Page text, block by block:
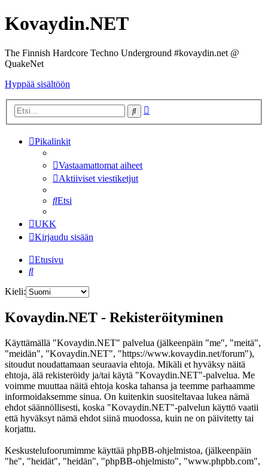
Kovaydin.NET
The Finnish Hardcore Techno Underground #kovaydin.net @
QuakeNet
Hyppää sisältöön
Etsi
Pikalinkit
Vastaamattomat aiheet
Aktiiviset viestiketjut
Etsi
UKK
Kirjaudu sisään
Etusivu
Etsi
Kieli:
Kovaydin.NET - Rekisteröityminen
Käyttämällä "Kovaydin.NET" palvelua (jälkeenpäin "me", "meitä",
"meidän", "Kovaydin.NET", "https://www.kovaydin.net/forum"),
sitoudut noudattamaan seuraavia ehtoja. Mikäli et hyväksy näitä
ehtoja, älä rekisteröidy ja/tai käytä "Kovaydin.NET"-palvelua. Me
voimme muuttaa näitä ehtoja koska tahansa ja teemme parhaamme
informoidaksemme sinua. On kuitenkin suositeltavaa lukea nämä
ehdot säännöllisesti, koska "Kovaydin.NET"-palvelun käyttö vaatii
että hyväksyt nämä ehdot siinä muodossa, kuin ne on päivitetty tai
korjattu.
Keskustelufoorumimme käyttää phpBB-ohjelmistoa, (jälkeenpäin
"he", "heidät", "heidän", "phpBB-ohjelmisto", "www.phpbb.com",